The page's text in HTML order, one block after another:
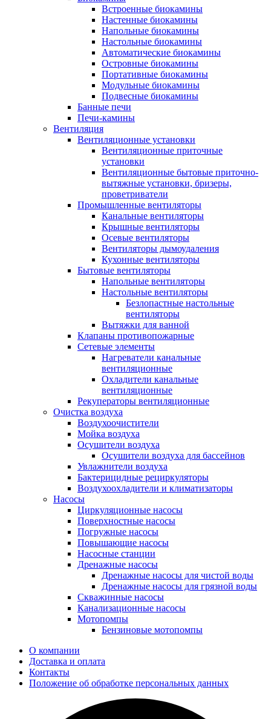
Встроенные биокамины
Настенные биокамины
Напольные биокамины
Настольные биокамины
Автоматические биокамины
Островные биокамины
Портативные биокамины
Модульные биокамины
Подвесные биокамины
Банные печи
Печи-камины
Вентиляция
Вентиляционные установки
Вентиляционные приточные
установки
Вентиляционные бытовые приточно-
вытяжные установки, бризеры,
проветриватели
Промышленные вентиляторы
Канальные вентиляторы
Крышные вентиляторы
Осевые вентиляторы
Вентиляторы дымоудаления
Кухонные вентиляторы
Бытовые вентиляторы
Напольные вентиляторы
Настольные вентиляторы
Безлопастные настольные
вентиляторы
Вытяжки для ванной
Клапаны противопожарные
Сетевые элементы
Нагреватели канальные
вентиляционные
Охладители канальные
вентиляционные
Рекуператоры вентиляционные
Очистка воздуха
Воздухоочистители
Мойка воздуха
Осушители воздуха
Осушители воздуха для бассейнов
Увлажнители воздуха
Бактерицидные рециркуляторы
Воздухоохладители и климатизаторы
Насосы
Циркуляционные насосы
Поверхностные насосы
Погружные насосы
Повышающие насосы
Насосные станции
Дренажные насосы
Дренажные насосы для чистой воды
Дренажные насосы для грязной воды
Скважинные насосы
Канализационные насосы
Мотопомпы
Бензиновые мотопомпы
О компании
Доставка и оплата
Контакты
Положение об обработке персональных данных